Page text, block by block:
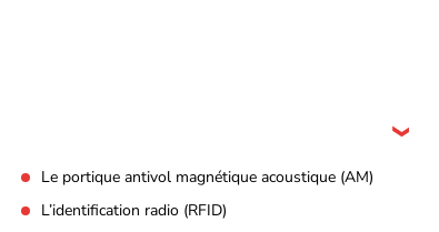
Le portique antivol magnétique acoustique (AM)
L’identification radio (RFID)